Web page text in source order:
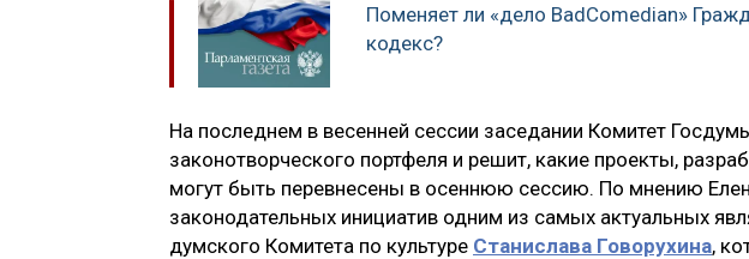
Поменяет ли «дело BadComedian»
кодекс?
На последнем в весенней сессии заседании Комитет
законотворческого портфеля и решит, какие проекты,
могут быть перевнесены в осеннюю сессию. По мнению
законодательных инициатив одним из самых актуальных
думского Комитета по культуре Станислава Говорухина,